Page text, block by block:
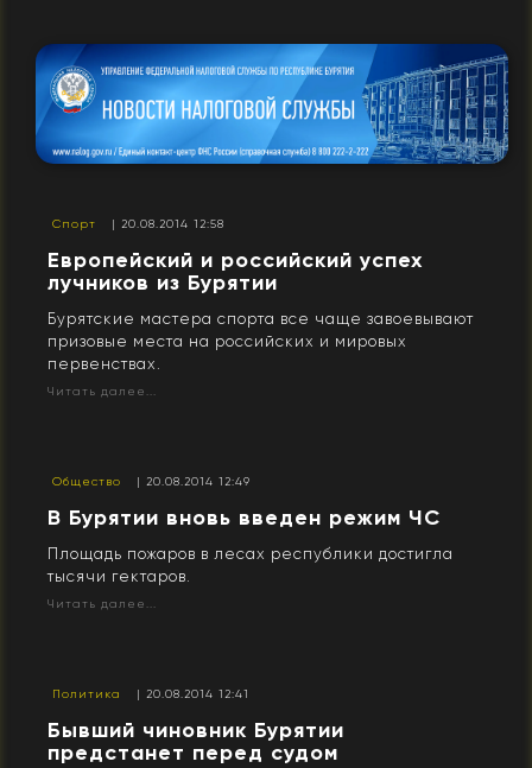
Спорт | 20.08.2014 12:58
Европейский и российский успех
лучников из Бурятии
Бурятские мастера спорта все чаще завоевывают
призовые места на российских и мировых
первенствах.
Читать далее...
Общество | 20.08.2014 12:49
В Бурятии вновь введен режим ЧС
Площадь пожаров в лесах республики достигла
тысячи гектаров.
Читать далее...
Политика | 20.08.2014 12:41
Бывший чиновник Бурятии
предстанет перед судом